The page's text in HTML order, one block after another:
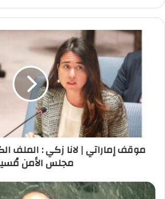
ر
موقف إماراتي | لانا زكي : الملف
مجلس الأمن